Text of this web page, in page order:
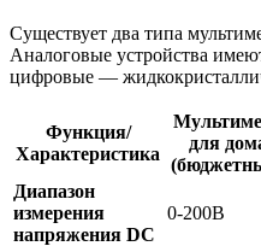
Существует два типа
Аналоговые устройства
цифровые —
Функция/
Характеристика
для
Диапазон
измерения
напряжения DC
0-200В